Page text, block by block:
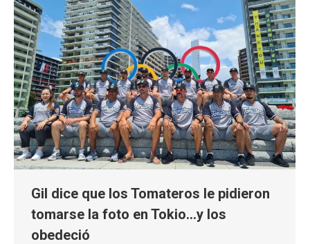
Gil dice que los Tomateros le pidieron
tomarse la foto en Tokio…y los
obedeció